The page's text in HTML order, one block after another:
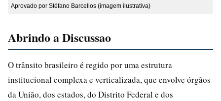
Aprovado por Stéfano Barcellos (imagem ilustrativa)
Abrindo a Discussao
O trânsito brasileiro é regido por uma estrutura
institucional complexa e verticalizada, que envolve órgãos
da União, dos estados, do Distrito Federal e dos